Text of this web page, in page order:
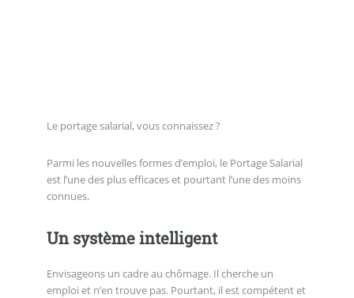
Le portage salarial, vous connaissez ?
Parmi les nouvelles formes d’emploi, le Portage Salarial
est l’une des plus efficaces et pourtant l’une des moins
connues.
Un système intelligent
Envisageons un cadre au chômage. Il cherche un
emploi et n’en trouve pas. Pourtant, il est compétent et